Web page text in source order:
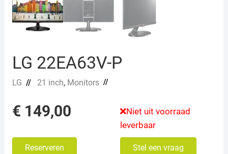
LG 22EA63V-P
LG // 21 inch, Monitors//
€ 149,00
Niet uit voorraad
leverbaar
Reserveren Stel een vraag